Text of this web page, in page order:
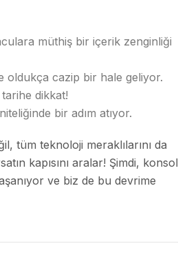
müthiş bir içerik zenginliği
oldukça cazip bir hale geliyor.
dikkat!
bir adım atıyor.
tüm teknoloji meraklılarını da
kapısını aralar! Şimdi, konsol
ve biz de bu devrime